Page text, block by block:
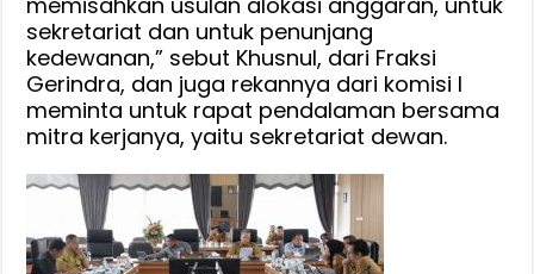
sekretariat dan untuk penunjang
kedewanan,” sebut Khusnul, dari Fraksi
Gerindra, dan juga rekannya dari komisi I
meminta untuk rapat pendalaman bersama
mitra kerjanya, yaitu sekretariat dewan.